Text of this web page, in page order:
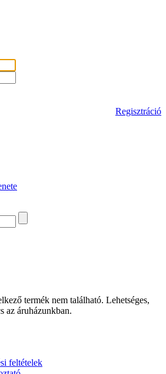
Regisztráció
termék nem található. Lehetséges,
az áruházunkban.
feltételek